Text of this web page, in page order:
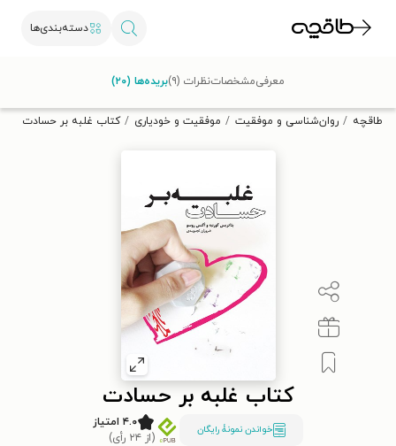
دسته‌بندی‌ها
تخفیف از طاقچه دریافت کن.
طاقچه روان‌شناسی و موفقیت موفقیت و خودیاری کتاب غلبه بر حسادت
کتاب غلبه بر حسادت
خواندن نمونۀ رایگان
۴.۰ امتیاز
(از ۲۴ رأی)
معرفیمشخصاتنظرات (۹) بریده‌ها (۲۰)